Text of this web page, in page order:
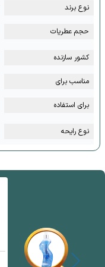
نوع برند
حجم عطریات
کشور سازنده
مناسب برای
برای استفاده
نوع رایحه